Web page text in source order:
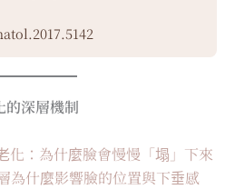
的深層機制
化：為什麼臉會慢慢「塌」下來
為什麼影響臉的位置與下垂感